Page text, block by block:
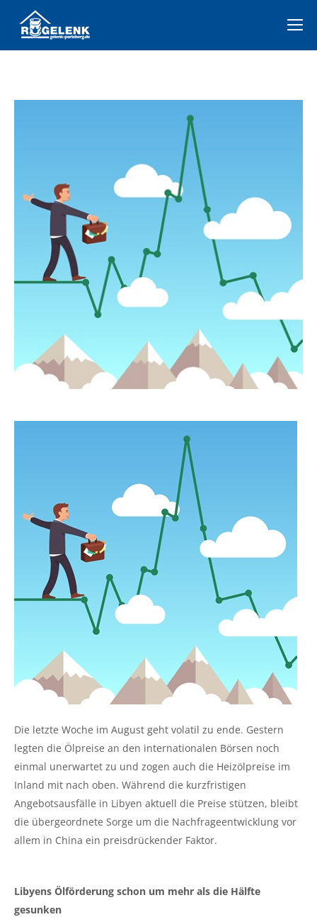
Die letzte Woche im August geht volatil zu ende. Gestern
legten die Ölpreise an den internationalen Börsen noch
einmal unerwartet zu und zogen auch die Heizölpreise im
Inland mit nach oben. Während die kurzfristigen
Angebotsausfälle in Libyen aktuell die Preise stützen, bleibt
die übergeordnete Sorge um die Nachfrageentwicklung vor
allem in China ein preisdrückender Faktor.
Libyens Ölförderung schon um mehr als die Hälfte
gesunken